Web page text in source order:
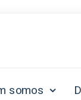
somos